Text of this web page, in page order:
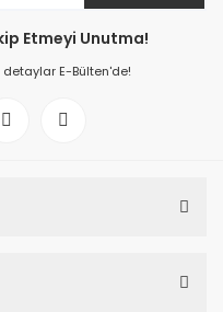
Etmeyi Unutma!
detaylar E-Bülten'de!